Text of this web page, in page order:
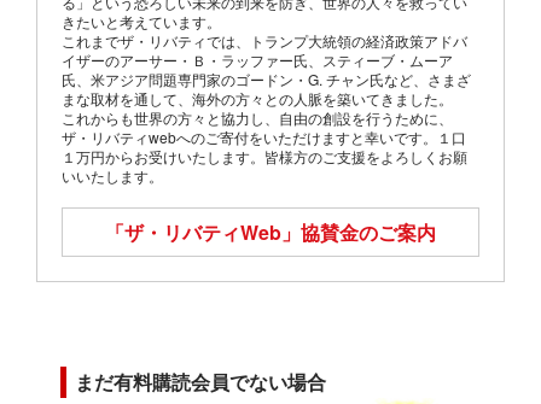
きたいと考えています。
これまでザ・リバティでは、トランプ大統領の経済政策アドバ
イザーのアーサー・Ｂ・ラッファー氏、スティーブ・ムーア
氏、米アジア問題専門家のゴードン・G. チャン氏など、さまざ
まな取材を通して、海外の方々との人脈を築いてきました。
これからも世界の方々と協力し、自由の創設を行うために、
ザ・リバティwebへのご寄付をいただけますと幸いです。１口
１万円からお受けいたします。皆様方のご支援をよろしくお願
いいたします。
「ザ・リバティWeb」 協賛金のご案内
まだ有料購読会員でない場合